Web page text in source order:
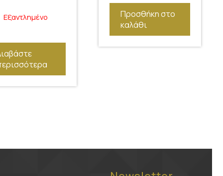
Εξαντλημένο
Προσθήκη στο
καλάθι